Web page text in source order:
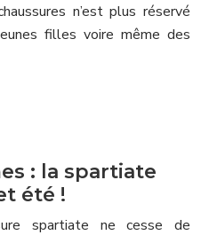
n’est plus réservé
filles voire même des
: la spartiate
été !
spartiate ne cesse de